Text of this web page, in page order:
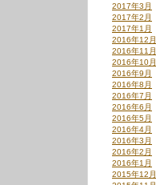
2017年3月
2017年2月
2017年1月
2016年12月
2016年11月
2016年10月
2016年9月
2016年8月
2016年7月
2016年6月
2016年5月
2016年4月
2016年3月
2016年2月
2016年1月
2015年12月